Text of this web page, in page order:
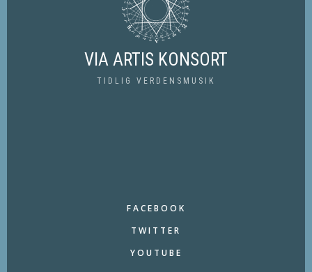
VIA ARTIS KONSORT
TIDLIG VERDENSMUSIK
FACEBOOK
TWITTER
YOUTUBE